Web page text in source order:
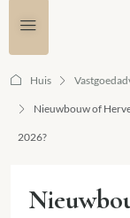
Huis
Nieuwbouw of
2026?